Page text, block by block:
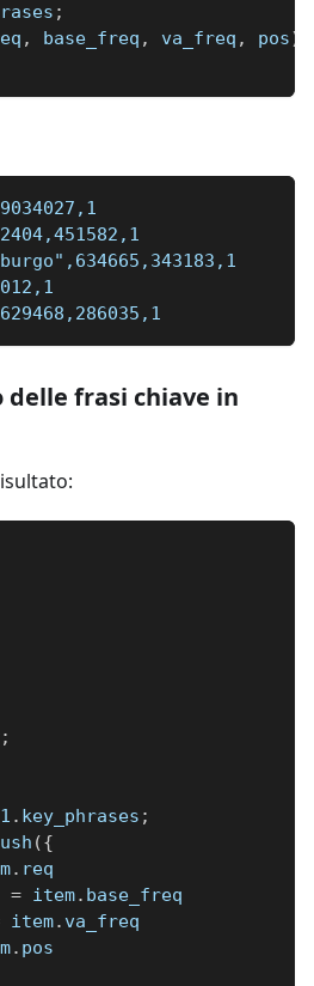
;
, base_freq , va_freq , pos)
delle frasi chiave in
;
. key_phrases ;
({
. req
= item. base_freq
item. va_freq
. pos